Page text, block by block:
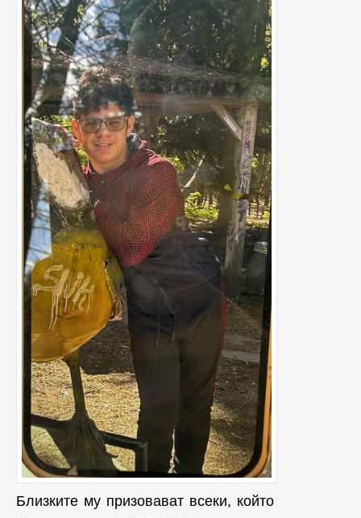
Близките му призовават всеки, който